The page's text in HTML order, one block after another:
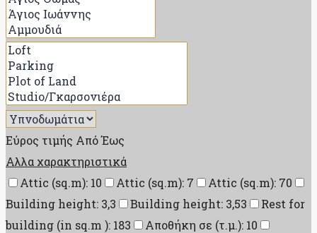
Εύρος τιμής ΑπόΈως
Αλλα χαρακτηριστικά
Attic (sq.m): 10
Attic (sq.m): 7
Attic (sq.m): 70
Building height: 3,3
Building height: 3,53
Rest for
building (in sq.m ): 183
Αποθήκη σε (τ.μ.): 10